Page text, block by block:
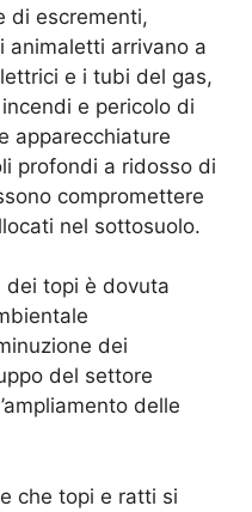
di escrementi,
animaletti arrivano a
e i tubi del gas,
e pericolo di
apparecchiature
profondi a ridosso di
compromettere
nel sottosuolo.
dei topi è dovuta
dei
del settore
delle
che topi e ratti si